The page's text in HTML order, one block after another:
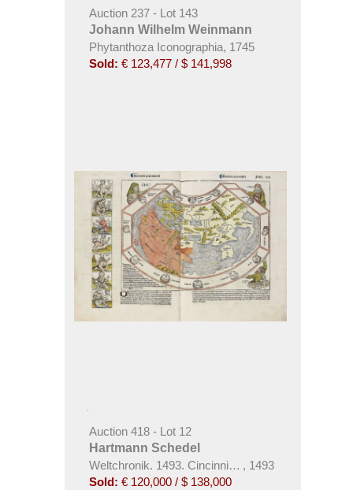
Auction 237 - Lot 143
Johann Wilhelm Weinmann
Phytanthoza Iconographia, 1745
Sold: € 123,477 / $ 141,998
Auction 418 - Lot 12
Hartmann Schedel
Weltchronik. 1493. Cincinnius-Exemplar.
, 1493
Sold: € 120,000 / $ 138,000